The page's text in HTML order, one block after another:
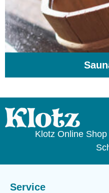
Klotz Online
Service